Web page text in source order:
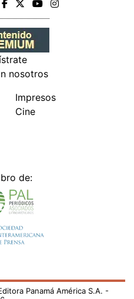
nosotros
Impresos
Cine
de:
Panamá América S.A. -